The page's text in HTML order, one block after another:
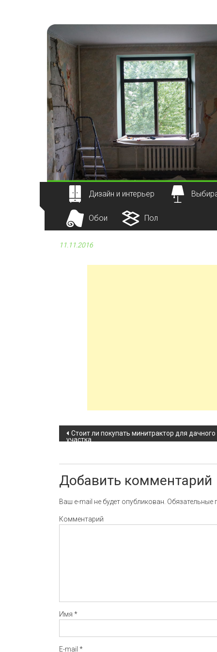
Дизайн и интерьер
Обои Пол
11.11.2016
Навигация по записи
Стоит ли покупать минитрактор для дачного
участка
Добавить комментарий
Ваш e-mail не будет опубликован.
Комментарий
Имя *
E-mail *